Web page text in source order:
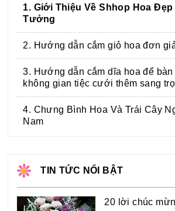
1. Giới Thiệu Về Shhop Hoa
Tưởng
2. Hướng dẫn cắm giỏ hoa đơn
3. Hướng dẫn cắm dĩa hoa để bàn
không gian tiệc cưới thêm sang
4. Chưng Bình Hoa Và Trái Cây
Nam
TIN TỨC NỔI BẬT
20 lời chúc